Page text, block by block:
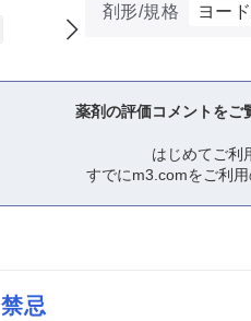
剤形/規格
ヨー
薬剤の評価コメントをご
はじめてご利
すでにm3.comをご利
禁忌